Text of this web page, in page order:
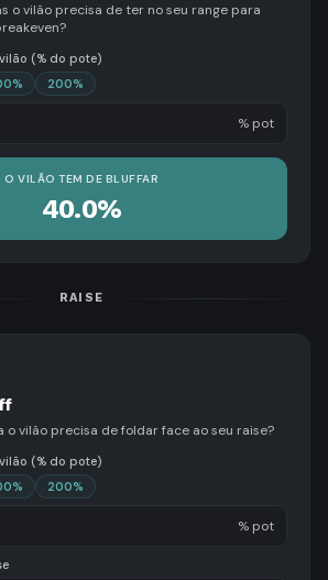
o vilão precisa de ter no seu range para
(% do pote)
% 200%
% pot
O VILÃO TEM DE BLUFFAR
40.0%
RAISE
o vilão precisa de foldar face ao seu raise?
(% do pote)
% 200%
% pot